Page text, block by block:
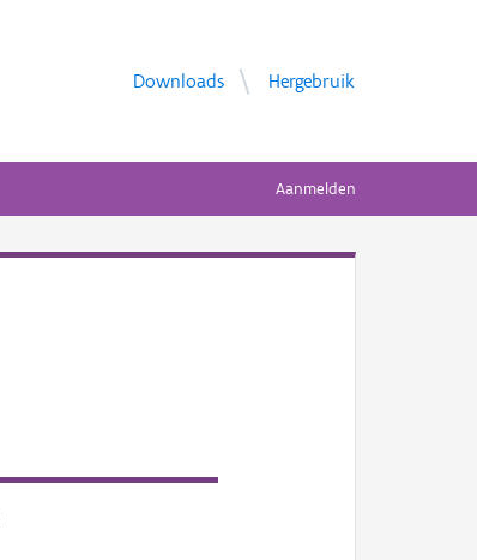
Downloads Hergebruik
Aanmelden